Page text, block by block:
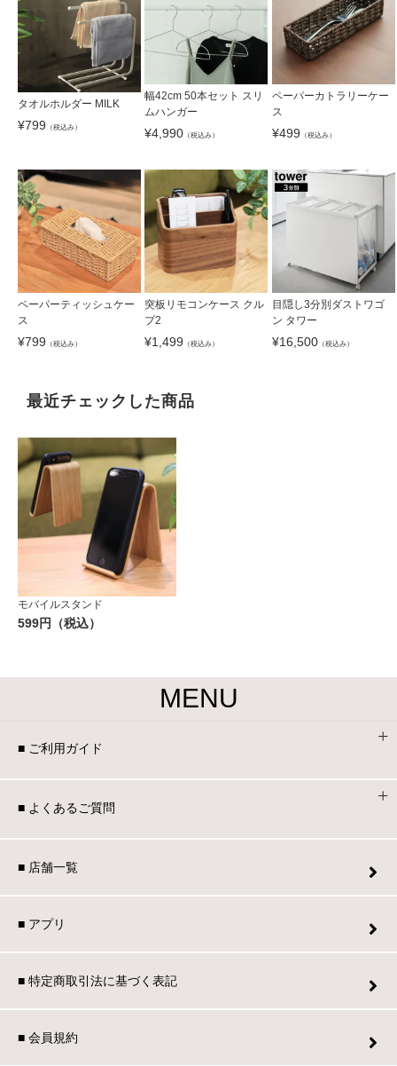
タオルホルダー MILK
¥799 （税込み）
幅42cm 50本セット スリ
ムハンガー
¥4,990 （税込み）
ペーパーカトラリーケー
ス
¥499 （税込み）
ペーパーティッシュケー
ス
¥799 （税込み）
突板リモコンケース クル
プ2
¥1,499 （税込み）
目隠し3分別ダストワゴ
ン タワー
¥16,500（税込み）
最近チェックした商品
モバイルスタンド
599円（税込）
MENU
■ ご利用ガイド
■ よくあるご質問
■ 店舗一覧
■ アプリ
■ 特定商取引法に基づく表記
■ 会員規約